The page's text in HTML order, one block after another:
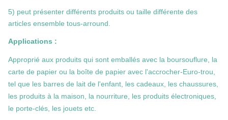
5) peut présenter différents produits ou taille différente des
articles ensemble tous-arround.
Applications :
Approprié aux produits qui sont emballés avec la boursouflure, la
carte de papier ou la boîte de papier avec l'accrocher-Euro-trou,
tel que les barres de lait de l'enfant, les cadeaux, les chaussures,
les produits à la maison, la nourriture, les produits électroniques,
le porte-clés, les jouets etc.